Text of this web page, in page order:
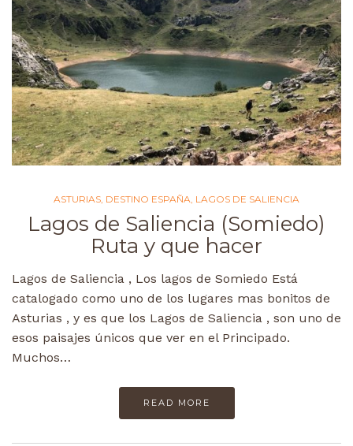
ASTURIAS DESTINO ESPAÑA LAGOS DE SALIENCIA
Lagos de Saliencia (Somiedo)
Ruta y que hacer
Lagos de Saliencia , Los lagos de Somiedo Está
catalogado como uno de los lugares mas bonitos de
Asturias , y es que los Lagos de Saliencia , son uno de
esos paisajes únicos que ver en el Principado.
Muchos…
READ MORE